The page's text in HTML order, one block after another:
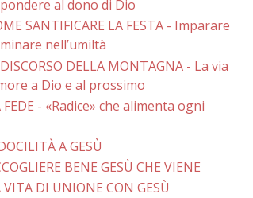
al dono di Dio
SANTIFICARE LA FESTA - Imparare
nell’umiltà
DELLA MONTAGNA - La via
a Dio e al prossimo
FEDE - «Radice» che alimenta ogni
A GESÙ
BENE GESÙ CHE VIENE
VITA DI UNIONE CON GESÙ